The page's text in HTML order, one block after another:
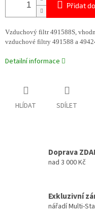
Přidat
Vzduchový filtr 491588S,
vzduchové filtry 491588 a
Detailní informace
HLÍDAT SDÍLET
Doprava
nad 3 000 Kč
Exkluzivní
nářadí Multi-